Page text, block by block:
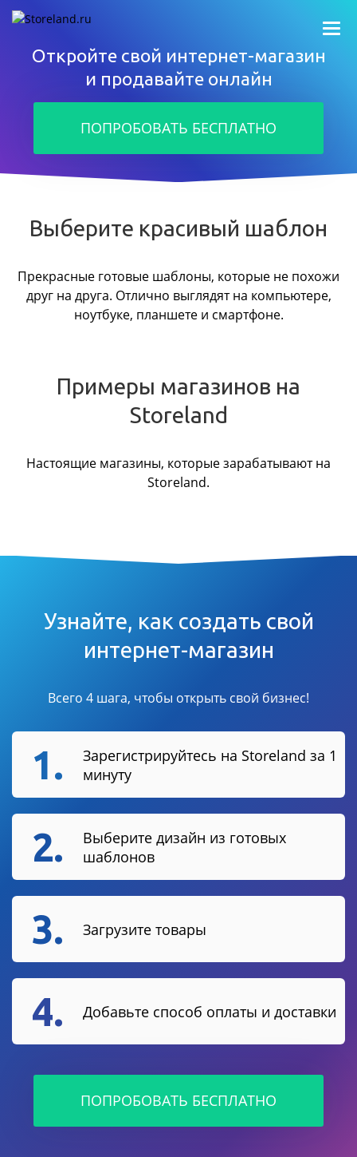
Откройте свой интернет-магазин
и продавайте онлайн
ПОПРОБОВАТЬ БЕСПЛАТНО
Выберите красивый шаблон
Прекрасные готовые шаблоны, которые не похожи
друг на друга. Отлично выглядят на компьютере,
ноутбуке, планшете и смартфоне.
Примеры магазинов на
Storeland
Настоящие магазины, которые зарабатывают на
Storeland.
Узнайте, как создать свой
интернет-магазин
Всего 4 шага, чтобы открыть свой бизнес!
1.
Зарегистрируйтесь на Storeland за 1
минуту
2.
Выберите дизайн из готовых
шаблонов
3. Загрузите товары
4. Добавьте способ оплаты и доставки
ПОПРОБОВАТЬ БЕСПЛАТНО